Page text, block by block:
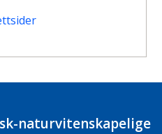
naturvitenskapelige